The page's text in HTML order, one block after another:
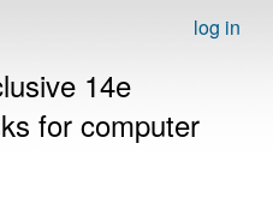
log in
14e
for computer